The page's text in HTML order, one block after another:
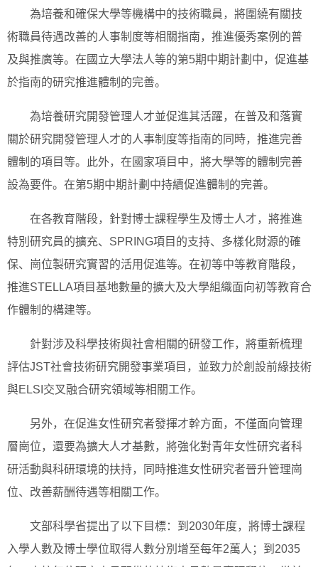
為培養和確保大學等機構中的技術職員，將圍繞有關技
術職員待遇改善的人事制度等相關指南，推進優秀案例的普
及與推廣等。在國立大學法人等的第5期中期計劃中，促進基
於指南的研究推進體制的完善。
為培養研究開發管理人才並促進其活躍，在普及和落實
關於研究開發管理人才的人事制度等指南的同時，推進完善
體制的項目等。此外，在國家項目中，將大學等的體制完善
設為要件。在第5期中期計劃中持續促進體制的完善。
在各教育階段，針對博士課程學生及博士人才，將推進
特別研究員的擴充、SPRING項目的支持、多樣化財源的確
保、崗位製研究實習的活用促進等。在初等中等教育階段，
推進STELLA項目基地數量的擴大及大學組織面向初等教育合
作體制的構建等。
針對涉及科學技術與社會相關的研發工作，將重新梳理
評估JST社會技術研究開發事業項目，並致力於創設前緣技術
與ELSI交叉融合研究領域等相關工作。
另外，在促進女性研究者發揮才幹方面，不僅面向管理
層崗位，還要為擴大人才基數，將強化對青年女性研究者科
研活動與科研環境的扶持，同時推進女性研究者晉升管理崗
位、改善薪酬待遇等相關工作。
文部科學省提出了以下目標：到2030年度，將博士課程
入學人數及博士學位取得人數分別增至每年2萬人；到2035